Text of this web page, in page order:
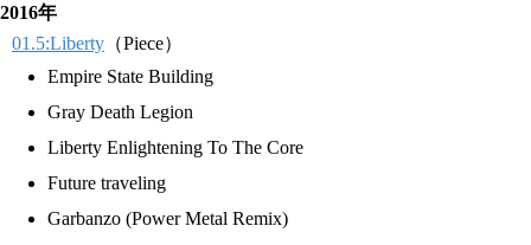
2016年
01.5:Liberty （Piece）
Empire State Building
Gray Death Legion
Liberty Enlightening To The Core
Future traveling
Garbanzo (Power Metal Remix)